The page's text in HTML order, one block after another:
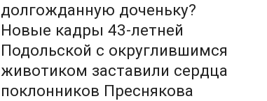
долгожданную доченьку?
Новые кадры 43-летней
Подольской с округлившимся
животиком заставили сердца
поклонников Преснякова